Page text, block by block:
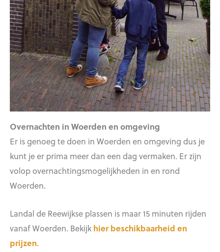
Overnachten in Woerden en omgeving
Er is genoeg te doen in Woerden en omgeving dus je
kunt je er prima meer dan een dag vermaken. Er zijn
volop overnachtingsmogelijkheden in en rond
Woerden.
Landal de Reewijkse plassen is maar 15 minuten rijden
vanaf Woerden. Bekijk hier beschikbaarheid en
prijzen.